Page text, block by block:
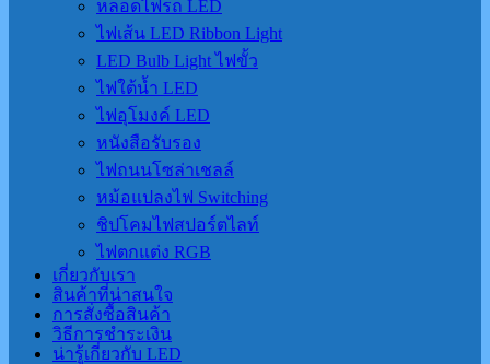
หลอดไฟรถ LED
ไฟเส้น LED Ribbon Light
LED Bulb Light ไฟขั้ว
ไฟใต้น้ำ LED
ไฟอุโมงค์ LED
หนังสือรับรอง
ไฟถนนโซล่าเชลล์
หม้อแปลงไฟ Switching
ชิปโคมไฟสปอร์ตไลท์
ไฟตกแต่ง RGB
เกี่ยวกับเรา
สินค้าที่น่าสนใจ
การสั่งซื้อสินค้า
วิธีการชำระเงิน
น่ารู้เกี่ยวกับ LED